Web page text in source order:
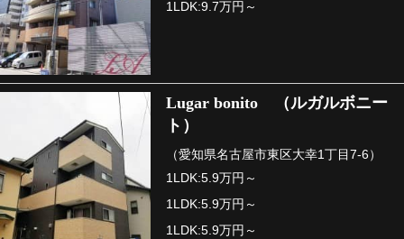
1LDK:9.7万円～
Lugar bonito （ルガルボニー
ト）
（愛知県名古屋市東区大幸1丁目7-6）
1LDK:5.9万円～
1LDK:5.9万円～
1LDK:5.9万円～